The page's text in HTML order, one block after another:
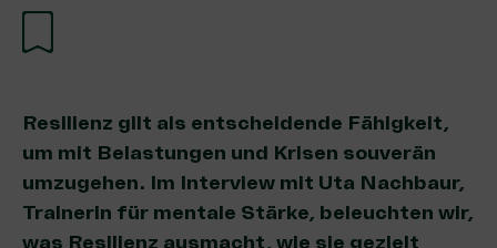
Resilienz gilt als entscheidende Fähigkeit,
um mit Belastungen und Krisen souverän
umzugehen. Im Interview mit Uta Nachbaur,
Trainerin für mentale Stärke, beleuchten wir,
was Resilienz ausmacht, wie sie gezielt